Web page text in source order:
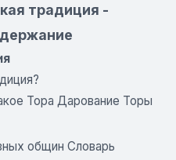
традиция -
Тора Дарование Торы
общин Словарь